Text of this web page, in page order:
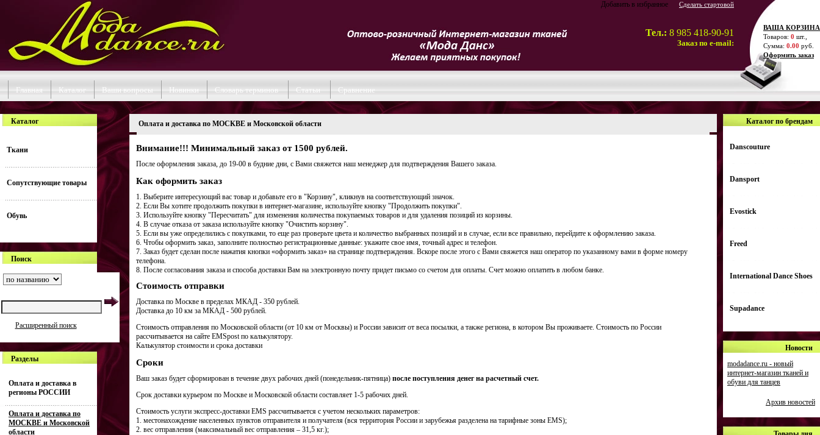
Добавить в избранное Сделать стартовой
Тел.: 8 985 418-90-91
Заказ по e-mail:
Главная Каталог Ваши вопросы Новинки Словарь терминов Статьи Сравнение
ВАША КОРЗИНА
Товаров: 0 шт.,
Сумма: 0.00 руб.
Оформить заказ
Каталог
Ткани
Сопутствующие товары
Обувь
Поиск
Расширенный поиск
Разделы
Оплата и доставка в
регионы РОССИИ
Оплата и доставка по
МОСКВЕ и Московской
области
Оплата и доставка по МОСКВЕ и Московской области
Внимание!!! Минимальный заказ от 1500 рублей.
После оформления заказа, до 19-00 в будние дни, с Вами свяжется наш менеджер для подтверждения Вашего заказа.
Как оформить заказ
1. Выберите интересующий вас товар и добавьте его в "Корзину", кликнув на соответствующий значок.
2. Если Вы хотите продолжить покупки в интернет-магазине, используйте кнопку "Продолжить покупки".
3. Используйте кнопку "Пересчитать" для изменения количества покупаемых товаров и для удаления позиций из корзины.
4. В случае отказа от заказа используйте кнопку "Очистить корзину".
5. Если вы уже определились с покупками, то еще раз проверьте цвета и количество выбранных позиций и в случае, если все правильно, перейдите к оформлению заказа.
6. Чтобы оформить заказ, заполните полностью регистрационные данные: укажите свое имя, точный адрес и телефон.
7. Заказ будет сделан после нажатия кнопки «оформить заказ» на странице подтверждения. Вскоре после этого с Вами свяжется наш оператор по указанному вами в форме номеру
телефона.
8. После согласования заказа и способа доставки Вам на электронную почту придет письмо со счетом для оплаты. Счет можно оплатить в любом банке.
Стоимость отправки
Доставка по Москве в пределах МКАД - 350 рублей.
Доставка до 10 км за МКАД - 500 рублей.
Стоимость отправления по Московской области (от 10 км от Москвы) и России зависит от веса посылки, а также региона, в котором Вы проживаете. Стоимость по России
рассчитывается на сайтe EMSpost по калькулятору.
Калькулятор стоимости и срока доставки
Сроки
Ваш заказ будет сформирован в течение двух рабочих дней (понедельник-пятница) после поступления денег на расчетный счет.
Срок доставки курьером по Москве и Московской области составляет 1-5 рабочих дней.
Стоимость услуги экспресс-доставки EMS рассчитывается с учетом нескольких параметров:
1. местонахождение населенных пунктов отправителя и получателя (вся территория России и зарубежья разделена на тарифные зоны EMS);
2. вес отправления (максимальный вес отправления – 31,5 кг.);
Каталог по брендам
Danscouture
Dansport
Evostick
Freed
International Dance Shoes
Supadance
Новости
modadance.ru - новый
интернет-магазин тканей и
обуви для танцев
Архив новостей